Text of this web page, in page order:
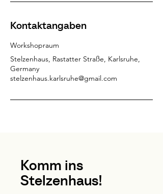
Kontaktangaben
Workshopraum
Stelzenhaus, Rastatter Straße, Karlsruhe,
Germany
stelzenhaus.karlsruhe@gmail.com
Komm ins
Stelzenhaus!